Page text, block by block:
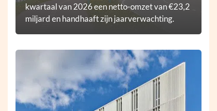
kwartaal van 2026 een netto-omzet van €23,2
miljard en handhaaft zijn jaarverwachting.